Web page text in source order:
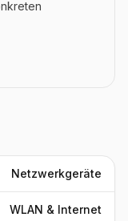
Netzwerkgeräte
WLAN & Internet